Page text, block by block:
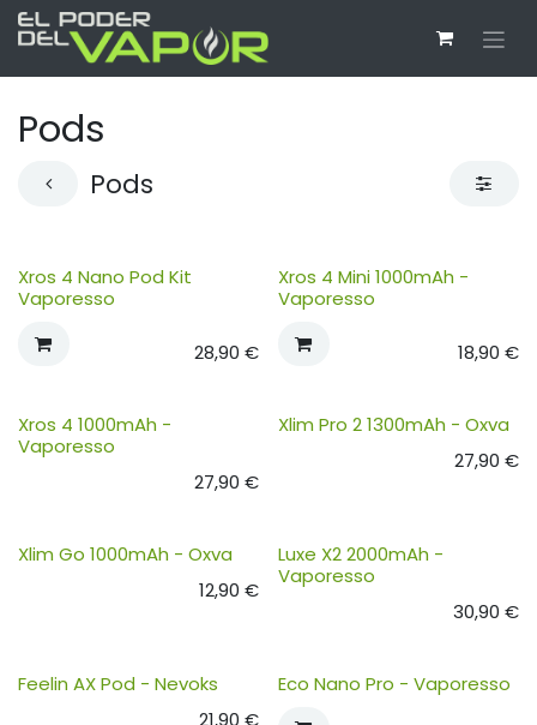
Ir al contenido
Pods
Pods
Xros 4 Nano Pod Kit
Vaporesso
28,90 €
Xros 4 Mini 1000mAh -
Vaporesso
18,90 €
Xros 4 1000mAh -
Vaporesso
27,90 €
Xlim Pro 2 1300mAh - Oxva
27,90 €
Xlim Go 1000mAh - Oxva
12,90 €
Luxe X2 2000mAh -
Vaporesso
30,90 €
Feelin AX Pod - Nevoks
21,90 €
Eco Nano Pro - Vaporesso